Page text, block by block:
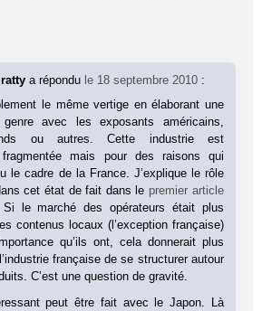
a répondu le 18 septembre 2010 :
le même vertige en élaborant une
avec les exposants américains,
ou autres. Cette industrie est
fragmentée mais pour des raisons qui
le cadre de la France. J’explique le rôle
cet état de fait dans le premier article
Si le marché des opérateurs était plus
contenus locaux (l’exception française)
qu’ils ont, cela donnerait plus
française de se structurer autour
C’est une question de gravité.
peut être fait avec le Japon. Là